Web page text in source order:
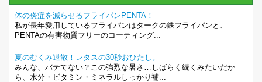
体の炎症を減らせるフライパンPENTA！
私が長年愛用しているフライパンはタークの鉄フライパンと、
PENTAの有害物質フリーのコーティング...
夏のむくみ退散！レタスの30秒おひたし。
みんな、バテてない？この強烈な暑さ…しばらく続くみたいだか
ら、水分・ビタミン・ミネラルしっかり補...